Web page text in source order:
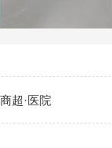
超·医院